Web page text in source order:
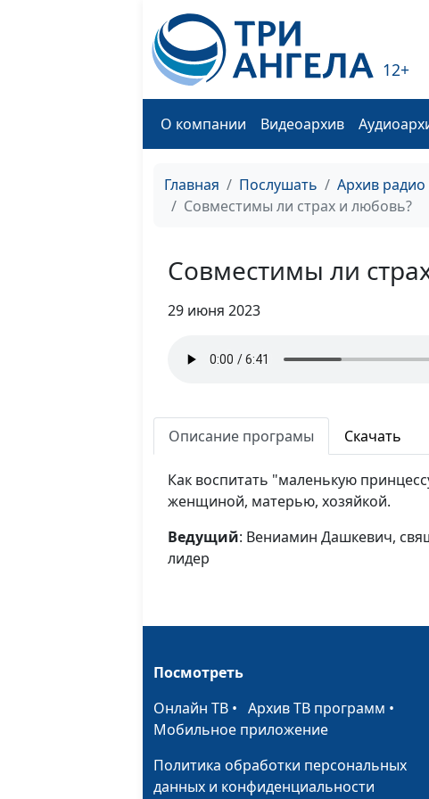
12+
О компании Видеоархив
Главная Послушать Архив
Совместимы ли страх и любовь?
Совместимы ли
29 июня 2023
Описание програмы Скачать
Как воспитать "маленькую
женщиной, матерью, хозяйкой.
Ведущий: Вениамин Дашкевич,
лидер
Посмотреть
Онлайн ТВ • Архив ТВ программ •
Мобильное приложение
Политика обработки персональных
данных и конфиденциальности